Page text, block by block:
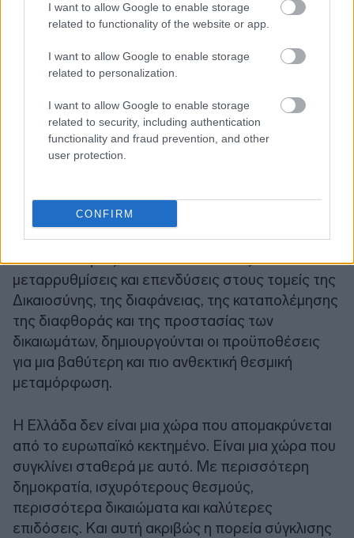
I want to allow Google to enable storage
related to functionality of the website or app.
I want to allow Google to enable storage
related to personalization.
I want to allow Google to enable storage
related to security, including authentication
functionality and fraud prevention, and other
user protection.
CONFIRM
Η μεγαλύτερη μείωση δημόσιου χρέους διεθνώς,
τα δημοσιονομικά πλεονάσματα, οι συνεχείς
αναβαθμίσεις της οικονομίας και τα ιστορικά
υψηλά επίπεδα επενδύσεων δεν αποτελούν
απλώς οικονομικούς δείκτες. Είναι αποτελέσματα
μιας χώρας που χτίζει σταθερά θεσμούς, ενισχύει
την αξιοπιστία της και αποκαθιστά την
εμπιστοσύνη των πολιτών και των αγορών».
Ενώ, σύμφωνα με τον υπουργό Επικρατείας, «σε
αυτή την προσπάθεια καθοριστική είναι και η
συμβολή του Ταμείου Ανάκαμψης και
Ανθεκτικότητας. Μέσα από δεκάδες
μεταρρυθμίσεις και επενδύσεις στους τομείς της
Δικαιοσύνης, της διαφάνειας, της καταπολέμησης
της διαφθοράς και της προστασίας των
δικαιωμάτων, δημιουργούνται οι προϋποθέσεις
για μια βαθύτερη και πιο ανθεκτική θεσμική
μεταμόρφωση.
Η Ελλάδα δεν είναι μια χώρα που απομακρύνεται
από το ευρωπαϊκό κεκτημένο. Είναι μια χώρα που
συγκλίνει σταθερά με αυτό. Με περισσότερη
δημοκρατία, ισχυρότερους θεσμούς,
περισσότερα δικαιώματα και καλύτερες
επιδόσεις. Και αυτή ακριβώς η πορεία σύγκλισης